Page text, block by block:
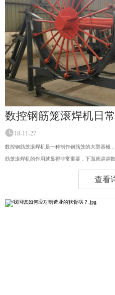
18-11-27
数控钢筋笼滚焊机是一种制作钢筋笼的大型器械
筋笼滚焊机的作用就显得非常重要，下面就讲讲
查看